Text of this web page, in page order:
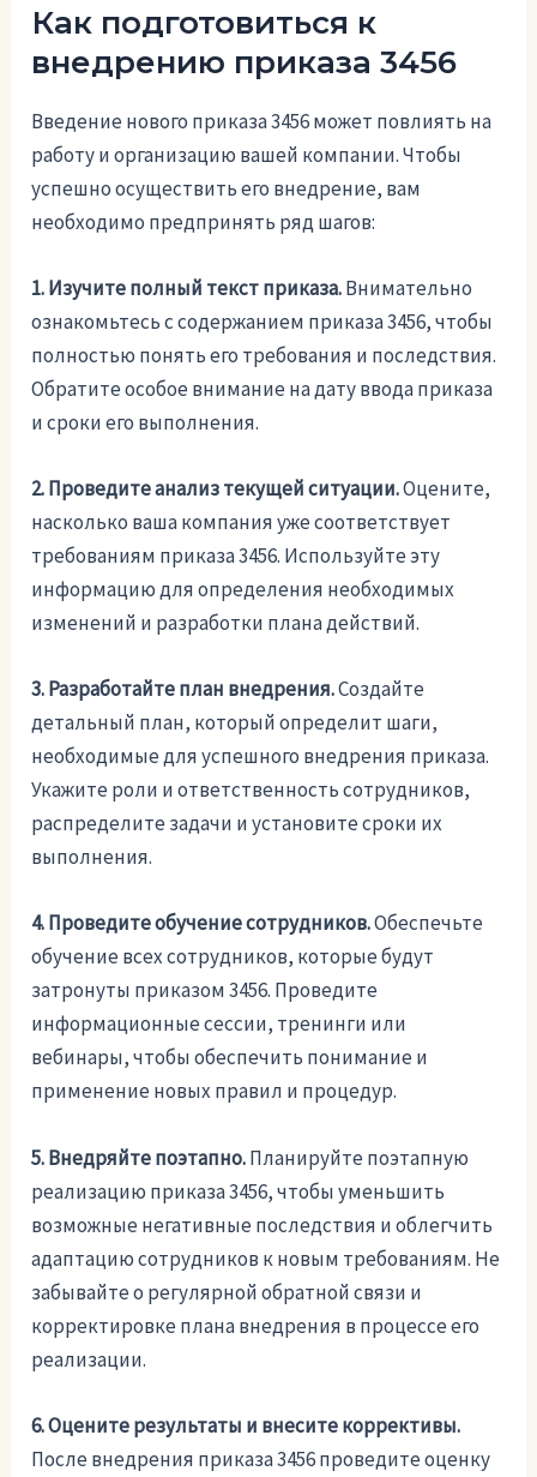
Как подготовиться к
внедрению приказа 3456
Введение нового приказа 3456 может повлиять на
работу и организацию вашей компании. Чтобы
успешно осуществить его внедрение, вам
необходимо предпринять ряд шагов:
1. Изучите полный текст приказа.Внимательно
ознакомьтесь с содержанием приказа 3456, чтобы
полностью понять его требования и последствия.
Обратите особое внимание на дату ввода приказа
и сроки его выполнения.
2. Проведите анализ текущей ситуации.Оцените,
насколько ваша компания уже соответствует
требованиям приказа 3456. Используйте эту
информацию для определения необходимых
изменений и разработки плана действий.
3. Разработайте план внедрения.Создайте
детальный план, который определит шаги,
необходимые для успешного внедрения приказа.
Укажите роли и ответственность сотрудников,
распределите задачи и установите сроки их
выполнения.
4. Проведите обучение сотрудников.Обеспечьте
обучение всех сотрудников, которые будут
затронуты приказом 3456. Проведите
информационные сессии, тренинги или
вебинары, чтобы обеспечить понимание и
применение новых правил и процедур.
5. Внедряйте поэтапно.Планируйте поэтапную
реализацию приказа 3456, чтобы уменьшить
возможные негативные последствия и облегчить
адаптацию сотрудников к новым требованиям. Не
забывайте о регулярной обратной связи и
корректировке плана внедрения в процессе его
реализации.
6. Оцените результаты и внесите коррективы.
После внедрения приказа 3456 проведите оценку